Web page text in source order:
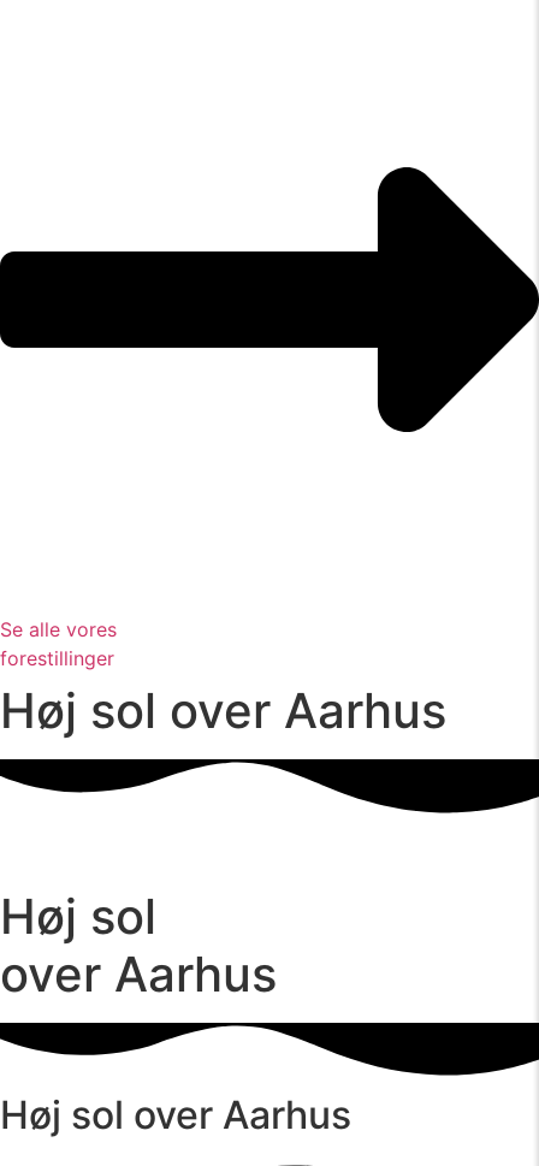
Se alle vores
forestillinger
Høj sol over Aarhus
Høj sol
over Aarhus
Høj sol over Aarhus